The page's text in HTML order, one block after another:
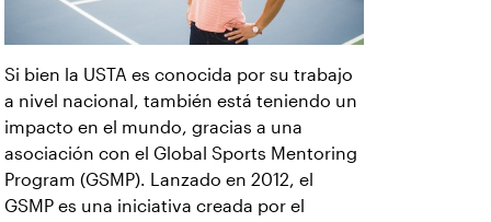
Si bien la USTA es conocida por su trabajo
a nivel nacional, también está teniendo un
impacto en el mundo, gracias a una
asociación con el Global Sports Mentoring
Program (GSMP). Lanzado en 2012, el
GSMP es una iniciativa creada por el